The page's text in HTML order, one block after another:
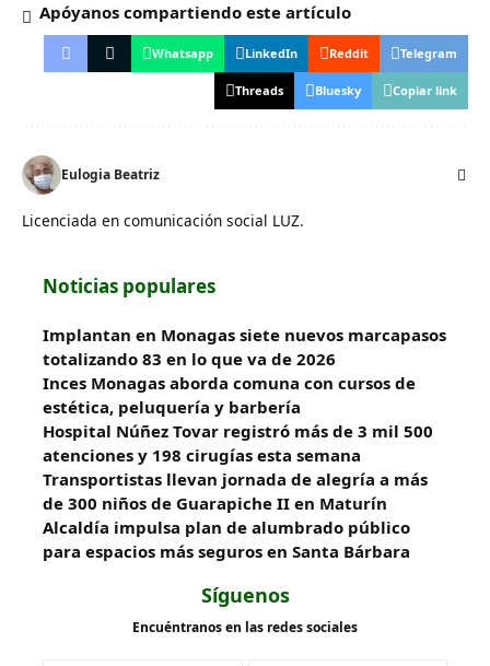
Apóyanos compartiendo este artículo
Whatsapp LinkedIn Reddit Telegram
Threads Bluesky Copiar link
Eulogia Beatriz
Licenciada en comunicación social LUZ.
Noticias populares
Implantan en Monagas siete nuevos marcapasos
totalizando 83 en lo que va de 2026
Inces Monagas aborda comuna con cursos de
estética, peluquería y barbería
Hospital Núñez Tovar registró más de 3 mil 500
atenciones y 198 cirugías esta semana
Transportistas llevan jornada de alegría a más
de 300 niños de Guarapiche II en Maturín
Alcaldía impulsa plan de alumbrado público
para espacios más seguros en Santa Bárbara
Síguenos
Encuéntranos en las redes sociales